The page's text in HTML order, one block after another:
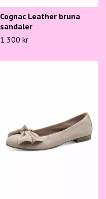
Cognac Leather bruna
sandaler
1 300 kr